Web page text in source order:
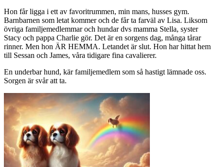
Hon får ligga i ett av favoritrummen, min mans, husses gym.
Barnbarnen som letat kommer och de får ta farväl av Lisa. Liksom
övriga familjemedlemmar och hundar dvs mamma Stella, syster
Stacy och pappa Charlie gör. Det är en sorgens dag, många tårar
rinner. Men hon ÄR HEMMA. Letandet är slut. Hon har hittat hem
till Sessan och James, våra tidigare fina cavalierer.
En underbar hund, kär familjemedlem som så hastigt lämnade oss.
Sorgen är svår att ta.